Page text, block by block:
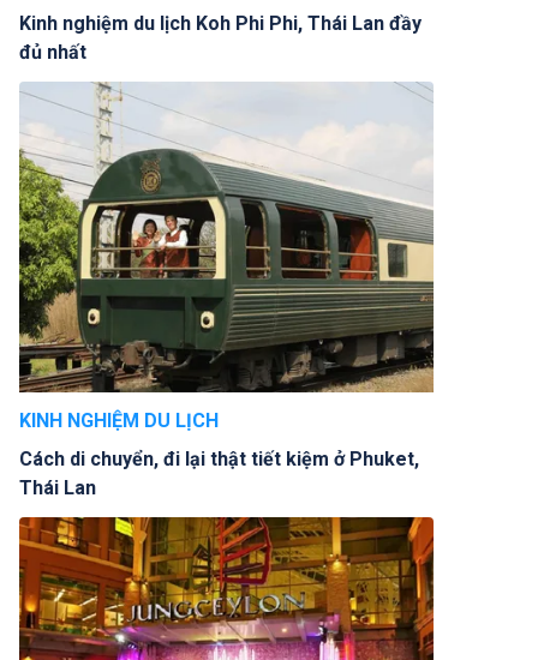
Kinh nghiệm du lịch Koh Phi Phi, Thái Lan đầy
đủ nhất
KINH NGHIỆM DU LỊCH
Cách di chuyển, đi lại thật tiết kiệm ở Phuket,
Thái Lan